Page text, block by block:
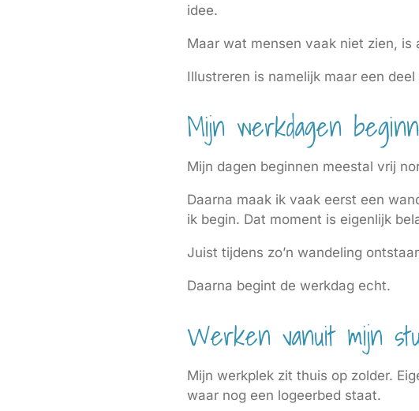
idee.
Maar wat mensen vaak niet zien, is
Illustreren is namelijk maar een
Mijn werkdagen
Mijn dagen beginnen meestal vrij
Daarna maak ik vaak eerst een
ik begin. Dat moment is eigenlijk
Juist tijdens zo’n wandeling
Daarna begint de werkdag echt.
Werken vanuit mijn
Mijn werkplek zit thuis op zolder.
waar nog een logeerbed staat.